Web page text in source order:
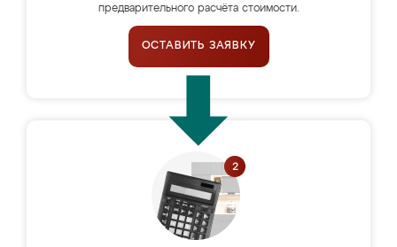
предварительного расчёта стоимости.
ОСТАВИТЬ ЗАЯВКУ